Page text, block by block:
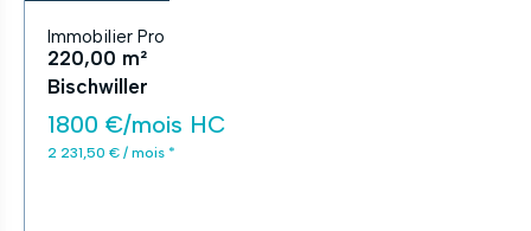
Immobilier Pro
220,00 m²
Bischwiller
1800 €/mois HC
2 231,50 € / mois *